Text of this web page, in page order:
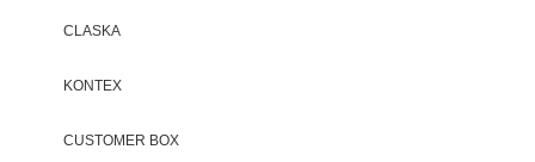
CLASKA
KONTEX
CUSTOMER BOX